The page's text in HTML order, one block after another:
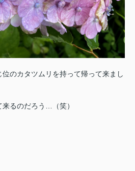
のカタツムリを持って帰って来まし
るのだろう…（笑）